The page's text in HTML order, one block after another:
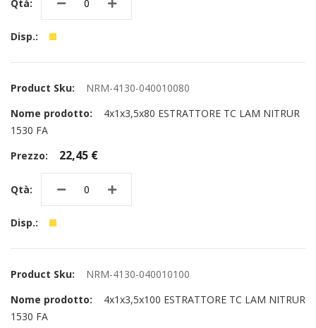
NRM-4130-040010080
4x1x3,5x80 ESTRATTORE TC LAM NITRUR
1530 FA
22,45 €
NRM-4130-040010100
4x1x3,5x100 ESTRATTORE TC LAM NITRUR
1530 FA